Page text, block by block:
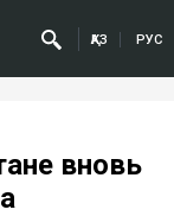
ҚАЗ РУС
вновь